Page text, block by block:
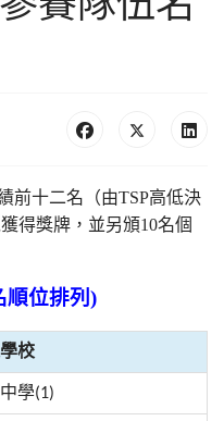
前十二名（由TSP高低決
得獎牌，並另頒10名個
順位排列)
校
學(1)